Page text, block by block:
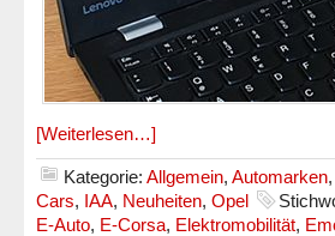
[Weiterlesen…]
Kategorie: Allgemein, Automarken,
Cars, IAA, Neuheiten, Opel
E-Auto, E-Corsa, Elektromobilität,